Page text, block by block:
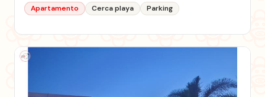
Apartamento Cerca playa Parking